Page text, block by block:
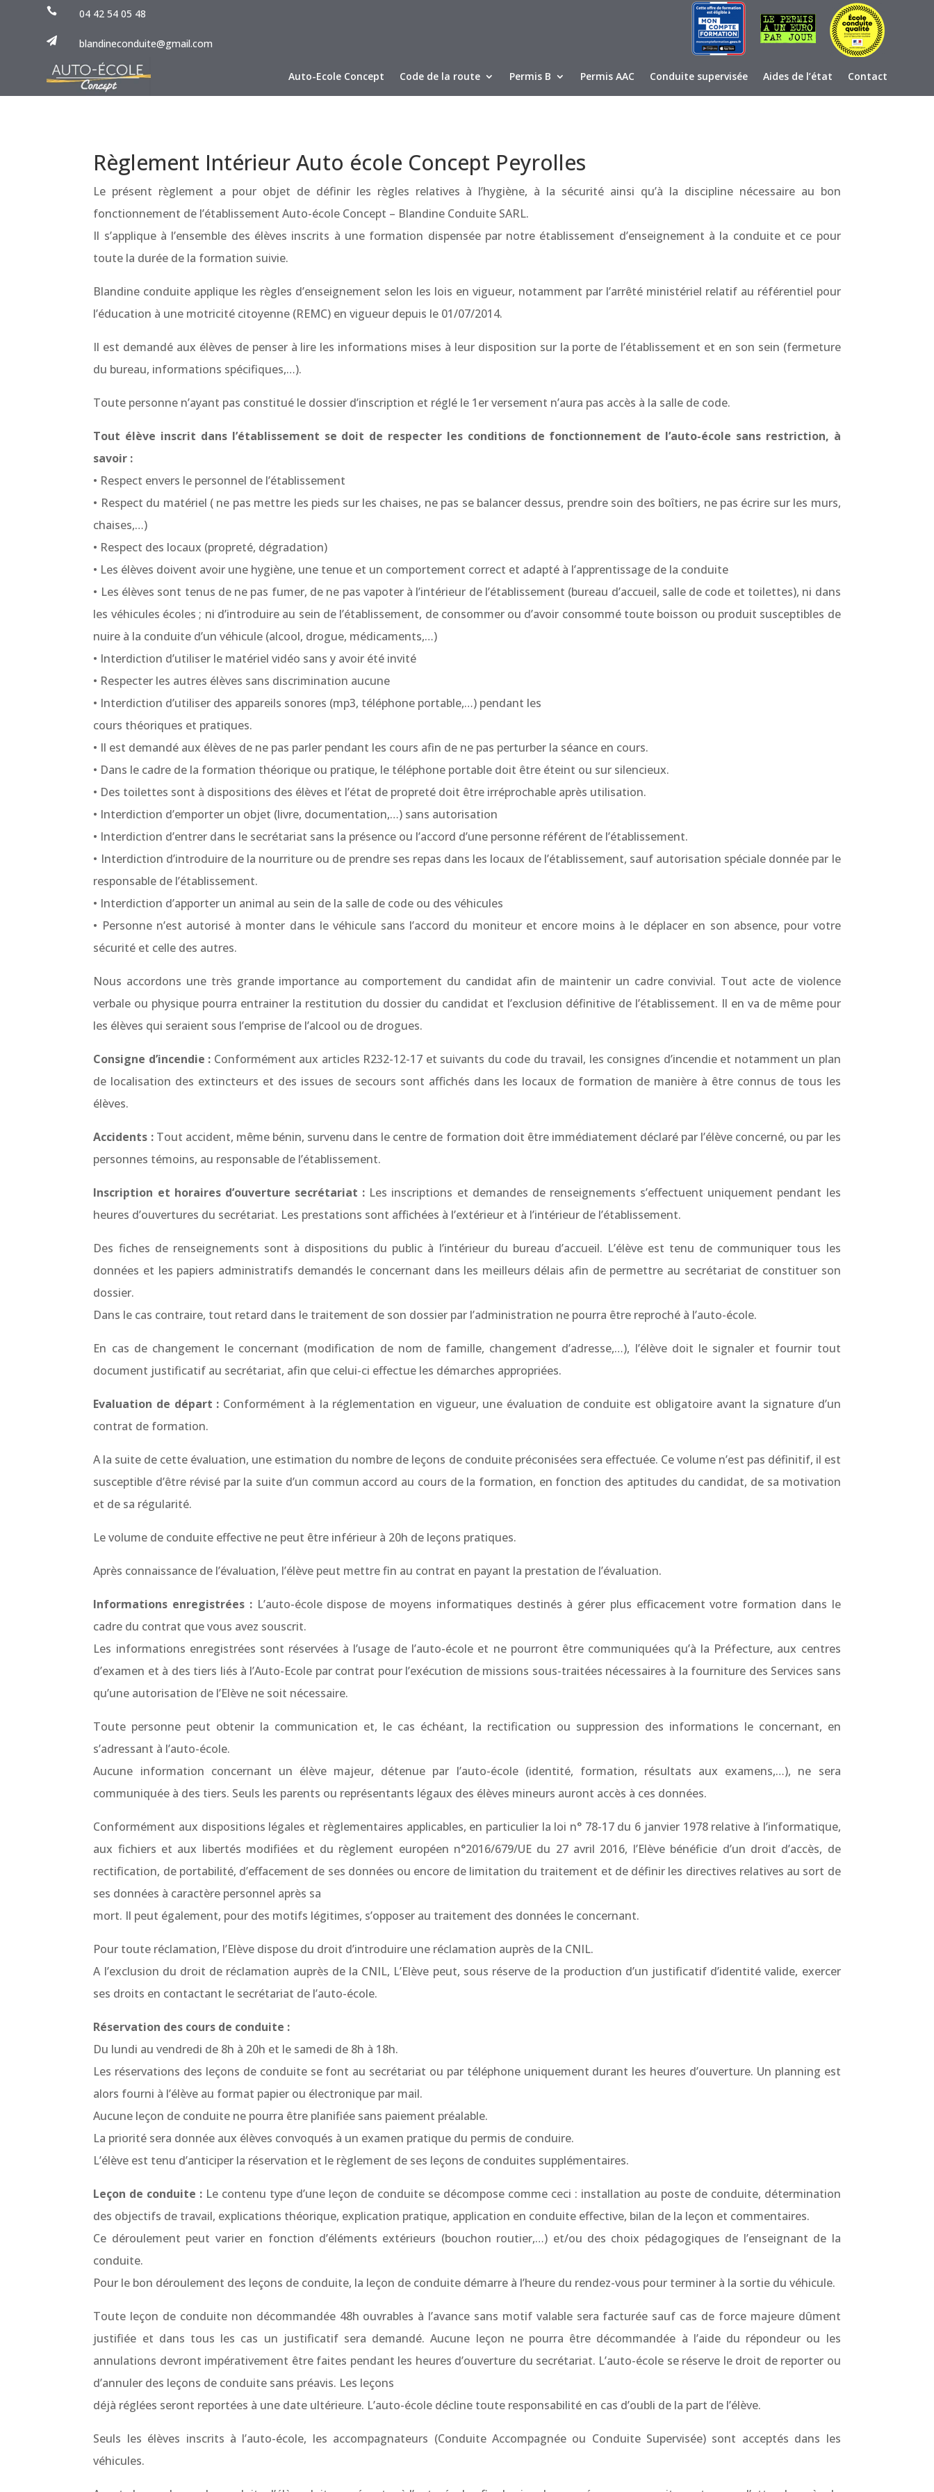
 04 42 54 05 48
 blandineconduite@gmail.com
Auto-Ecole Concept Code de la route Permis B Permis AAC Conduite supervisée Aides de l’état Contact
Règlement Intérieur Auto école Concept Peyrolles
Le présent règlement a pour objet de définir les règles relatives à l’hygiène, à la sécurité ainsi qu’à la discipline nécessaire au bon
fonctionnement de l’établissement Auto-école Concept – Blandine Conduite SARL.
Il s’applique à l’ensemble des élèves inscrits à une formation dispensée par notre établissement d’enseignement à la conduite et ce pour
toute la durée de la formation suivie.
Blandine conduite applique les règles d’enseignement selon les lois en vigueur, notamment par l’arrêté ministériel relatif au référentiel pour
l’éducation à une motricité citoyenne (REMC) en vigueur depuis le 01/07/2014.
Il est demandé aux élèves de penser à lire les informations mises à leur disposition sur la porte de l’établissement et en son sein (fermeture
du bureau, informations spécifiques,…).
Toute personne n’ayant pas constitué le dossier d’inscription et réglé le 1er versement n’aura pas accès à la salle de code.
Tout élève inscrit dans l’établissement se doit de respecter les conditions de fonctionnement de l’auto-école sans restriction, à
savoir :
• Respect envers le personnel de l’établissement
• Respect du matériel ( ne pas mettre les pieds sur les chaises, ne pas se balancer dessus, prendre soin des boîtiers, ne pas écrire sur les murs,
chaises,…)
• Respect des locaux (propreté, dégradation)
• Les élèves doivent avoir une hygiène, une tenue et un comportement correct et adapté à l’apprentissage de la conduite
• Les élèves sont tenus de ne pas fumer, de ne pas vapoter à l’intérieur de l’établissement (bureau d’accueil, salle de code et toilettes), ni dans
les véhicules écoles ; ni d’introduire au sein de l’établissement, de consommer ou d’avoir consommé toute boisson ou produit susceptibles de
nuire à la conduite d’un véhicule (alcool, drogue, médicaments,…)
• Interdiction d’utiliser le matériel vidéo sans y avoir été invité
• Respecter les autres élèves sans discrimination aucune
• Interdiction d’utiliser des appareils sonores (mp3, téléphone portable,…) pendant les
cours théoriques et pratiques.
• Il est demandé aux élèves de ne pas parler pendant les cours afin de ne pas perturber la séance en cours.
• Dans le cadre de la formation théorique ou pratique, le téléphone portable doit être éteint ou sur silencieux.
• Des toilettes sont à dispositions des élèves et l’état de propreté doit être irréprochable après utilisation.
• Interdiction d’emporter un objet (livre, documentation,…) sans autorisation
• Interdiction d’entrer dans le secrétariat sans la présence ou l’accord d’une personne référent de l’établissement.
• Interdiction d’introduire de la nourriture ou de prendre ses repas dans les locaux de l’établissement, sauf autorisation spéciale donnée par le
responsable de l’établissement.
• Interdiction d’apporter un animal au sein de la salle de code ou des véhicules
• Personne n’est autorisé à monter dans le véhicule sans l’accord du moniteur et encore moins à le déplacer en son absence, pour votre
sécurité et celle des autres.
Nous accordons une très grande importance au comportement du candidat afin de maintenir un cadre convivial. Tout acte de violence
verbale ou physique pourra entrainer la restitution du dossier du candidat et l’exclusion définitive de l’établissement. Il en va de même pour
les élèves qui seraient sous l’emprise de l’alcool ou de drogues.
Consigne d’incendie : Conformément aux articles R232-12-17 et suivants du code du travail, les consignes d’incendie et notamment un plan
de localisation des extincteurs et des issues de secours sont affichés dans les locaux de formation de manière à être connus de tous les
élèves.
Accidents :Tout accident, même bénin, survenu dans le centre de formation doit être immédiatement déclaré par l’élève concerné, ou par les
personnes témoins, au responsable de l’établissement.
Inscription et horaires d’ouverture secrétariat : Les inscriptions et demandes de renseignements s’effectuent uniquement pendant les
heures d’ouvertures du secrétariat. Les prestations sont affichées à l’extérieur et à l’intérieur de l’établissement.
Des fiches de renseignements sont à dispositions du public à l’intérieur du bureau d’accueil. L’élève est tenu de communiquer tous les
données et les papiers administratifs demandés le concernant dans les meilleurs délais afin de permettre au secrétariat de constituer son
dossier.
Dans le cas contraire, tout retard dans le traitement de son dossier par l’administration ne pourra être reproché à l’auto-école.
En cas de changement le concernant (modification de nom de famille, changement d’adresse,…), l’élève doit le signaler et fournir tout
document justificatif au secrétariat, afin que celui-ci effectue les démarches appropriées.
Evaluation de départ : Conformément à la réglementation en vigueur, une évaluation de conduite est obligatoire avant la signature d’un
contrat de formation.
A la suite de cette évaluation, une estimation du nombre de leçons de conduite préconisées sera effectuée. Ce volume n’est pas définitif, il est
susceptible d’être révisé par la suite d’un commun accord au cours de la formation, en fonction des aptitudes du candidat, de sa motivation
et de sa régularité.
Le volume de conduite effective ne peut être inférieur à 20h de leçons pratiques.
Après connaissance de l’évaluation, l’élève peut mettre fin au contrat en payant la prestation de l’évaluation.
Informations enregistrées :L’auto-école dispose de moyens informatiques destinés à gérer plus efficacement votre formation dans le
cadre du contrat que vous avez souscrit.
Les informations enregistrées sont réservées à l’usage de l’auto-école et ne pourront être communiquées qu’à la Préfecture, aux centres
d’examen et à des tiers liés à l’Auto-Ecole par contrat pour l’exécution de missions sous-traitées nécessaires à la fourniture des Services sans
qu’une autorisation de l’Elève ne soit nécessaire.
Toute personne peut obtenir la communication et, le cas échéant, la rectification ou suppression des informations le concernant, en
s’adressant à l’auto-école.
Aucune information concernant un élève majeur, détenue par l’auto-école (identité, formation, résultats aux examens,…), ne sera
communiquée à des tiers. Seuls les parents ou représentants légaux des élèves mineurs auront accès à ces données.
Conformément aux dispositions légales et règlementaires applicables, en particulier la loi n° 78-17 du 6 janvier 1978 relative à l’informatique,
aux fichiers et aux libertés modifiées et du règlement européen n°2016/679/UE du 27 avril 2016, l’Elève bénéficie d’un droit d’accès, de
rectification, de portabilité, d’effacement de ses données ou encore de limitation du traitement et de définir les directives relatives au sort de
ses données à caractère personnel après sa
mort. Il peut également, pour des motifs légitimes, s’opposer au traitement des données le concernant.
Pour toute réclamation, l’Elève dispose du droit d’introduire une réclamation auprès de la CNIL.
A l’exclusion du droit de réclamation auprès de la CNIL, L’Elève peut, sous réserve de la production d’un justificatif d’identité valide, exercer
ses droits en contactant le secrétariat de l’auto-école.
Réservation des cours de conduite :
Du lundi au vendredi de 8h à 20h et le samedi de 8h à 18h.
Les réservations des leçons de conduite se font au secrétariat ou par téléphone uniquement durant les heures d’ouverture. Un planning est
alors fourni à l’élève au format papier ou électronique par mail.
Aucune leçon de conduite ne pourra être planifiée sans paiement préalable.
La priorité sera donnée aux élèves convoqués à un examen pratique du permis de conduire.
L’élève est tenu d’anticiper la réservation et le règlement de ses leçons de conduites supplémentaires.
Leçon de conduite : Le contenu type d’une leçon de conduite se décompose comme ceci : installation au poste de conduite, détermination
des objectifs de travail, explications théorique, explication pratique, application en conduite effective, bilan de la leçon et commentaires.
Ce déroulement peut varier en fonction d’éléments extérieurs (bouchon routier,…) et/ou des choix pédagogiques de l’enseignant de la
conduite.
Pour le bon déroulement des leçons de conduite, la leçon de conduite démarre à l’heure du rendez-vous pour terminer à la sortie du véhicule.
Toute leçon de conduite non décommandée 48h ouvrables à l’avance sans motif valable sera facturée sauf cas de force majeure dûment
justifiée et dans tous les cas un justificatif sera demandé. Aucune leçon ne pourra être décommandée à l’aide du répondeur ou les
annulations devront impérativement être faites pendant les heures d’ouverture du secrétariat. L’auto-école se réserve le droit de reporter ou
d’annuler des leçons de conduite sans préavis. Les leçons
déjà réglées seront reportées à une date ultérieure. L’auto-école décline toute responsabilité en cas d’oubli de la part de l’élève.
Seuls les élèves inscrits à l’auto-école, les accompagnateurs (Conduite Accompagnée ou Conduite Supervisée) sont acceptés dans les
véhicules.